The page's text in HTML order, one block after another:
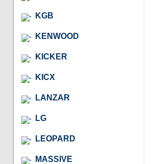
KGB
KENWOOD
KICKER
KICX
LANZAR
LG
LEOPARD
MASSIVE